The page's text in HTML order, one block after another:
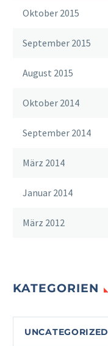
Oktober 2015
September 2015
August 2015
Oktober 2014
September 2014
März 2014
Januar 2014
März 2012
KATEGORIEN
UNCATEGORIZED